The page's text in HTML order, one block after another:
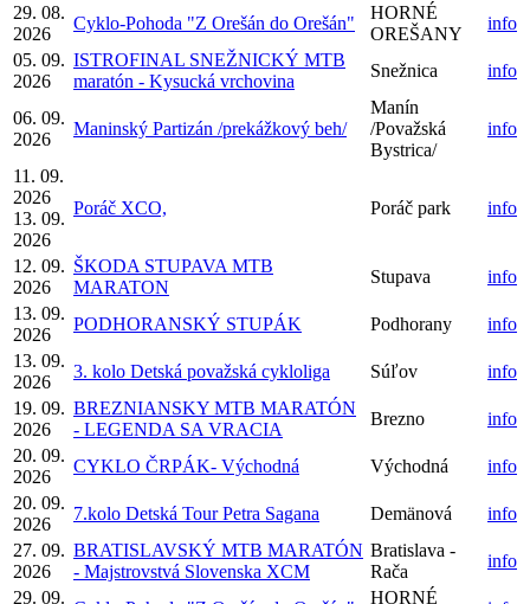
29. 08.
2026
Cyklo-Pohoda "Z Orešán do Orešán"
HORNÉ
OREŠANY
info
05. 09.
2026
ISTROFINAL SNEŽNICKÝ MTB
maratón - Kysucká vrchovina
Snežnica info
06. 09.
2026
Maninský Partizán /prekážkový beh/
Manín
/Považská
Bystrica/
info
11. 09.
2026
13. 09.
2026
Poráč XCO, Poráč park info
12. 09.
2026
ŠKODA STUPAVA MTB
MARATON
Stupava
info
13. 09.
2026
PODHORANSKÝ STUPÁK Podhorany
info
13. 09.
2026
3. kolo Detská považská cykloliga Súľov
info
19. 09.
2026
BREZNIANSKY MTB MARATÓN
- LEGENDA SA VRACIA
Brezno
info
20. 09.
2026
CYKLO ČRPÁK- Východná Východná
info
20. 09.
2026
7.kolo Detská Tour Petra Sagana Demänová
info
27. 09.
2026
BRATISLAVSKÝ MTB MARATÓN
- Majstrovstvá Slovenska XCM
Bratislava -
Rača
info
29. 09.
HORNÉ